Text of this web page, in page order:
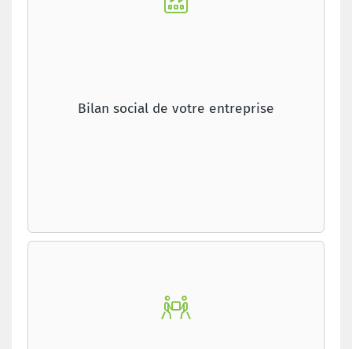
Bilan social de votre entreprise